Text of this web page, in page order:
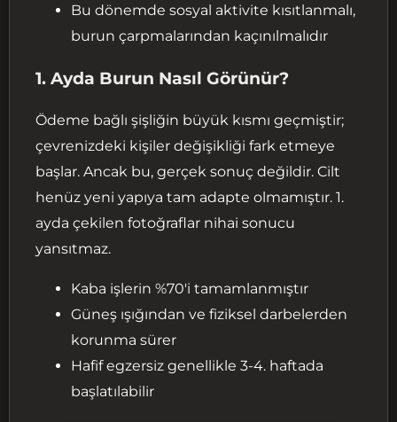
Bu dönemde sosyal aktivite kısıtlanmalı,
burun çarpmalarından kaçınılmalıdır
1. Ayda Burun Nasıl Görünür?
Ödeme bağlı şişliğin büyük kısmı geçmiştir;
çevrenizdeki kişiler değişikliği fark etmeye
başlar. Ancak bu, gerçek sonuç değildir. Cilt
henüz yeni yapıya tam adapte olmamıştır. 1.
ayda çekilen fotoğraflar nihai sonucu
yansıtmaz.
Kaba işlerin %70'i tamamlanmıştır
Güneş ışığından ve fiziksel darbelerden
korunma sürer
Hafif egzersiz genellikle 3-4. haftada
başlatılabilir